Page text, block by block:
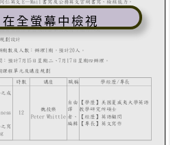
在全螢幕中檢視